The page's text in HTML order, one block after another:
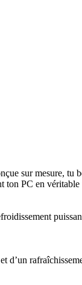
sur mesure, tu
ton PC en